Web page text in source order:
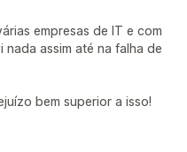
empresas de IT e com
nada assim até na falha de
bem superior a isso!